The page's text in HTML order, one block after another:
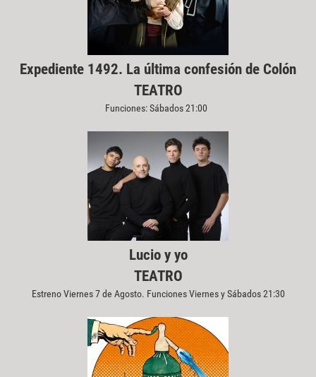
Expediente 1492. La última confesión de Colón
TEATRO
Funciones: Sábados 21:00
Lucio y yo
TEATRO
Estreno Viernes 7 de Agosto. Funciones Viernes y Sábados 21:30